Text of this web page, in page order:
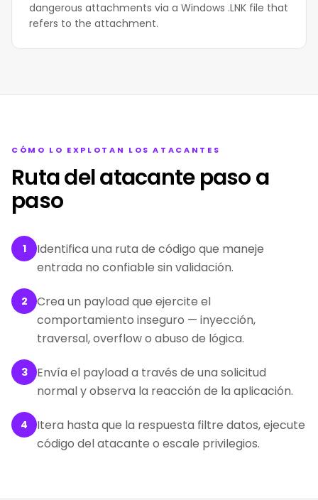
dangerous attachments via a Windows .LNK file that
refers to the attachment.
CÓMO LO EXPLOTAN LOS ATACANTES
Ruta del atacante paso a
paso
1
Identifica una ruta de código que maneje
entrada no confiable sin validación.
2
Crea un payload que ejercite el
comportamiento inseguro — inyección,
traversal, overflow o abuso de lógica.
3
Envía el payload a través de una solicitud
normal y observa la reacción de la aplicación.
4
Itera hasta que la respuesta filtre datos, ejecute
código del atacante o escale privilegios.